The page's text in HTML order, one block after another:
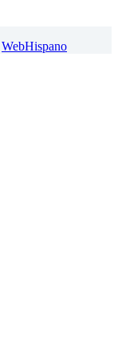
WebHispano